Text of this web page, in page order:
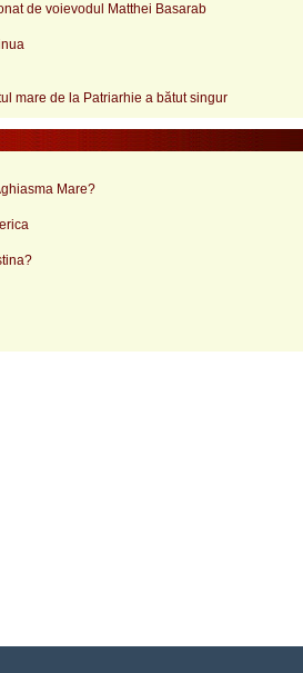
de voievodul Matthei Basarab
mare de la Patriarhie a bătut singur
Mare?